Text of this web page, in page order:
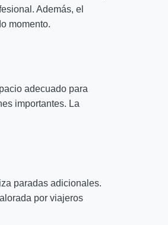
Además, el
momento.
adecuado para
importantes. La
paradas adicionales.
por viajeros